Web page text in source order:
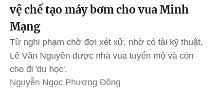
vệ chế tạo máy bơm cho vua Minh
Mạng
Từ nghi phạm chờ đợi xét xử, nhờ có tài kỹ thuật,
Lê Văn Nguyên được nhà vua tuyển mộ và còn
cho đi 'du học'.
Nguyễn Ngọc Phương Đông